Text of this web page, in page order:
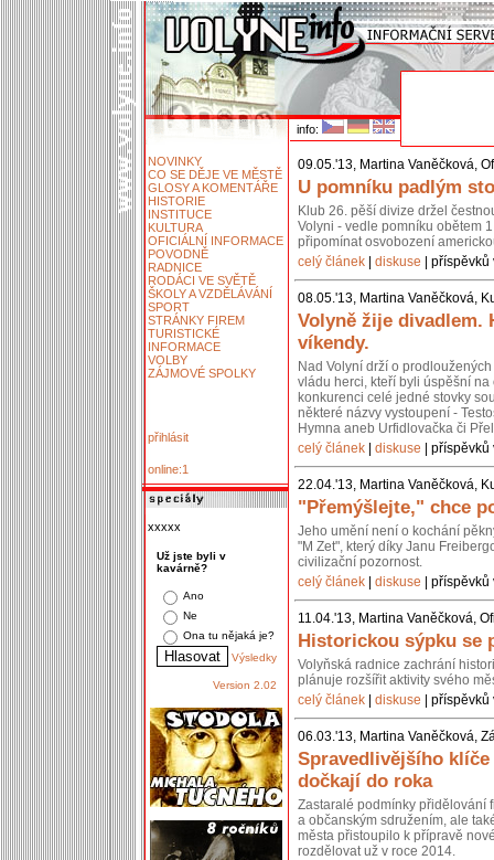
info:
NOVINKY
CO SE DĚJE VE MĚSTĚ
GLOSY A KOMENTÁŘE
HISTORIE
INSTITUCE
KULTURA
OFICIÁLNÍ INFORMACE
POVODNĚ
RADNICE
RODÁCI VE SVĚTĚ
ŠKOLY A VZDĚLÁVÁNÍ
SPORT
STRÁNKY FIREM
TURISTICKÉ
INFORMACE
VOLBY
ZÁJMOVÉ SPOLKY
přihlásit
online:1
xxxxx
Už jste byli v
kavárně?
Ano
Ne
Ona tu nějaká je?
Výsledky
Version 2.02
09.05.'13, Martina Vaněčková,
U pomníku padlým
Klub 26. pěší divize držel
Volyni - vedle pomníku obětem
připomínat osvobození
celý článek
diskuse |
08.05.'13, Martina Vaněčková,
Volyně žije divadlem.
víkendy.
Nad Volyní drží o
vládu herci, kteří byli úspěšní
konkurenci celé jedné stovky
některé názvy vystoupení -
Hymna aneb Urfidlovačka či
celý článek
diskuse |
22.04.'13, Martina Vaněčková,
"Přemýšlejte," chce
Jeho umění není o kochání
"M Zet", který díky Janu
civilizační pozornost.
celý článek
diskuse |
11.04.'13, Martina Vaněčková,
Historickou sýpku se
Volyňská radnice zachrání
plánuje rozšířit aktivity svého
celý článek
diskuse |
06.03.'13, Martina Vaněčková,
Spravedlivějšího
dočkají do roka
Zastaralé podmínky přidělování
a občanským sdružením, ale
města přistoupilo k přípravě
rozdělovat už v roce 2014.